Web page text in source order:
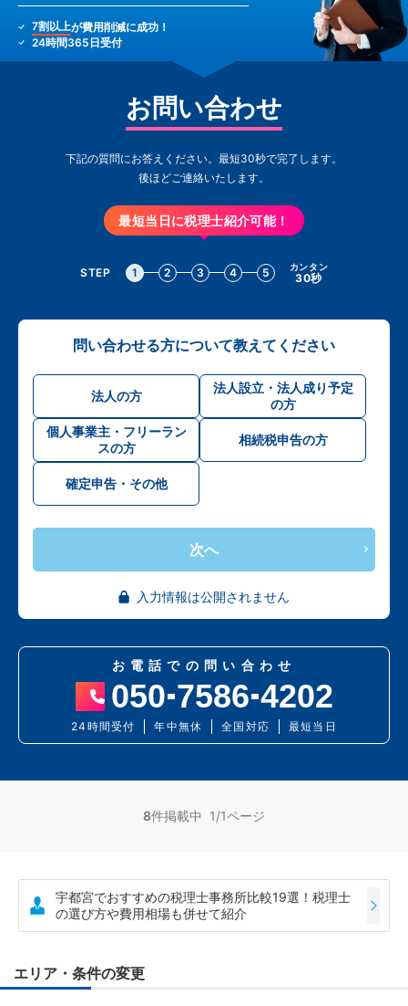
7割以上が費用削減に成功！
24時間365日受付
お問い合わせ
下記の質問にお答えください。最短30秒で完了します。
後ほどご連絡いたします。
最短当日に税理士紹介可能！
STEP 1 2 3 4 5 カンタン
30秒
問い合わせる方について教えてください
法人の方
法人設立・法人成り予定
の方
個人事業主・フリーラン
スの方
相続税申告の方
確定申告・その他
次へ
入力情報は公開されません
お電話での問い合わせ
050 7586 4202
24時間受付 年中無休 全国対応 最短当日
8件掲載中 1/1ページ
宇都宮でおすすめの税理士事務所比較19選！税理士
の選び方や費用相場も併せて紹介
エリア・条件の変更